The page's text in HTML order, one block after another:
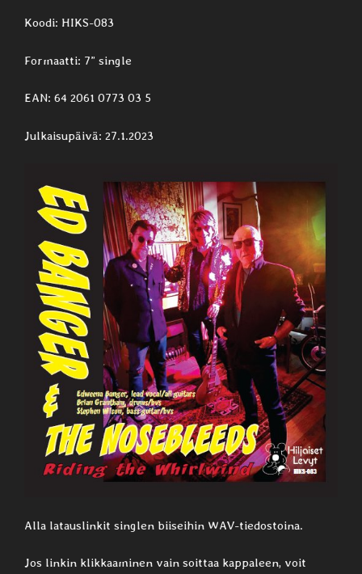
Koodi: HIKS-083
Formaatti: 7” single
EAN: 64 2061 0773 03 5
Julkaisupäivä: 27.1.2023
Alla latauslinkit singlen biiseihin WAV-tiedostoina.
Jos linkin klikkaaminen vain soittaa kappaleen, voit